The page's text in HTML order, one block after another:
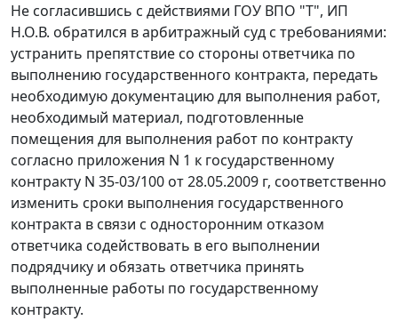
Не согласившись с действиями ГОУ ВПО "Т", ИП
Н.О.В. обратился в арбитражный суд с требованиями:
устранить препятствие со стороны ответчика по
выполнению государственного контракта, передать
необходимую документацию для выполнения работ,
необходимый материал, подготовленные
помещения для выполнения работ по контракту
согласно приложения N 1 к государственному
контракту N 35-03/100 от 28.05.2009 г, соответственно
изменить сроки выполнения государственного
контракта в связи с односторонним отказом
ответчика содействовать в его выполнении
подрядчику и обязать ответчика принять
выполненные работы по государственному
контракту.